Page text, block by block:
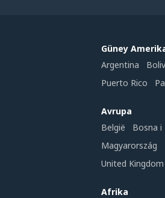
Güney
Argentina
Puerto Rico
Avrupa
België
Bosna i
Magyarország
United Kingdom
Afrika